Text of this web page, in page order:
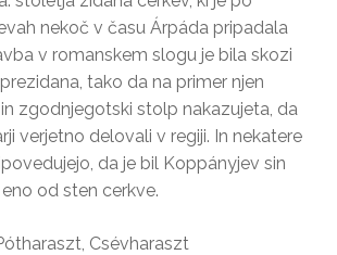
nekoč v času Árpáda pripadala
v romanskem slogu je bila skozi
tako da na primer njen
zgodnjegotski stolp nakazujeta, da
verjetno delovali v regiji. In nekatere
da je bil Koppányjev sin
od sten cerkve.
Csévharaszt